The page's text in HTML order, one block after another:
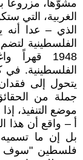
مشوّهاً، مزروعاً
الغربية، التي
الذي – عدا
الفلسطينية
1948
الفلسطينية. في
يتحول إلى
جملة من
موضع التنفيذ،
أ – واقع أن هذا
بل إن ما
فلسطين "سوف